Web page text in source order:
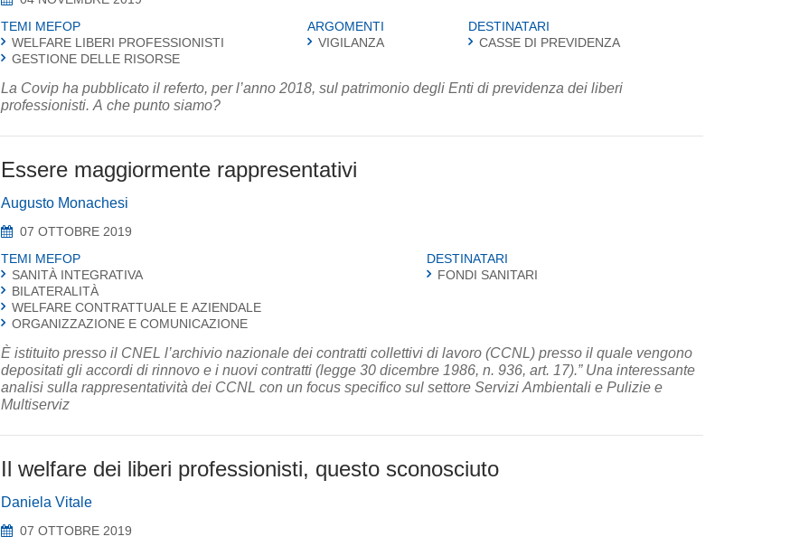
TEMI MEFOP
WELFARE LIBERI PROFESSIONISTI
GESTIONE DELLE RISORSE
ARGOMENTI
VIGILANZA
DESTINATARI
CASSE DI PREVIDENZA
La Covip ha pubblicato il referto, per l’anno 2018, sul patrimonio degli Enti di previdenza dei liberi
professionisti. A che punto siamo?
Essere maggiormente rappresentativi
Augusto Monachesi
07 OTTOBRE 2019
TEMI MEFOP
SANITÀ INTEGRATIVA
BILATERALITÀ
WELFARE CONTRATTUALE E AZIENDALE
ORGANIZZAZIONE E COMUNICAZIONE
DESTINATARI
FONDI SANITARI
È istituito presso il CNEL l’archivio nazionale dei contratti collettivi di lavoro (CCNL) presso il quale vengono
depositati gli accordi di rinnovo e i nuovi contratti (legge 30 dicembre 1986, n. 936, art. 17).” Una interessante
analisi sulla rappresentatività dei CCNL con un focus specifico sul settore Servizi Ambientali e Pulizie e
Multiserviz
Il welfare dei liberi professionisti, questo sconosciuto
Daniela Vitale
07 OTTOBRE 2019